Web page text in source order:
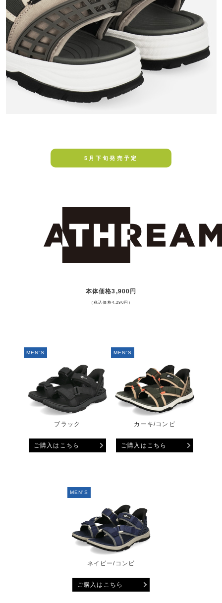
5月下旬発売予定
本体価格3,900円
（税込価格4,290円）
MEN'S
ブラック
ご購入はこちら
MEN'S
カーキ/コンビ
ご購入はこちら
MEN'S
ネイビー/コンビ
ご購入はこちら